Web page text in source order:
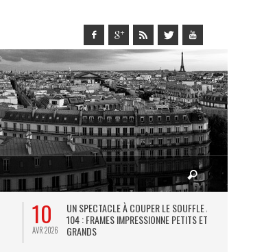
10
AVR 2026
UN SPECTACLE À COUPER LE SOUFFLE AU
104 : FRAMES IMPRESSIONNE PETITS ET
GRANDS